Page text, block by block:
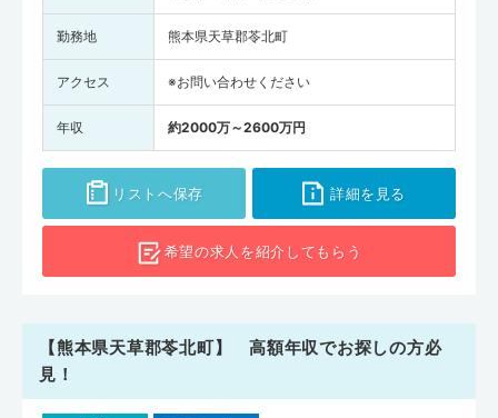
勤務地 熊本県天草郡苓北町
アクセス ※お問い合わせください
年収 約2000万～2600万円
リストへ保存 詳細を見る
希望の求人を紹介してもらう
【熊本県天草郡苓北町】 高額年収でお探しの方必
見！